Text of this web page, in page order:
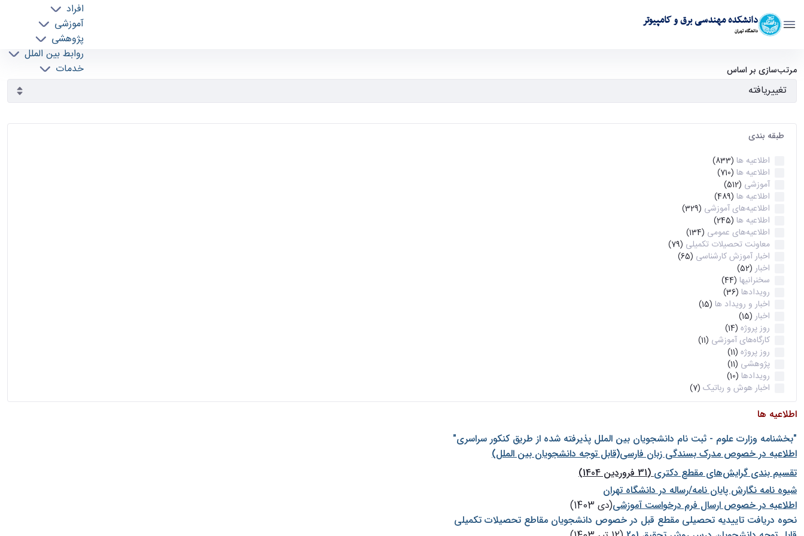
دانشکده مهندسی برق و کامپیوتر
دانشگاه تهران
افراد
آموزشی
پژوهشی
روابط بین الملل
خدمات
آرشیو اطلاعیه ها - ece- دانشکده مهندسی برق و کامپیوتر
مرتب‌سازی بر اساس
طبقه بندی
اطلاعیه ها (833)
اطلاعیه ها (710)
آموزشی (512)
اطلاعیه ها (489)
اطلاعیه‌های‌ آموزشی (329)
اطلاعیه ها (245)
اطلاعیه‌های عمومی (134)
معاونت تحصیلات تکمیلی (79)
اخبار آموزش کارشناسی (65)
اخبار (52)
سخنرانیها (44)
رویدادها (36)
اخبار و رویداد ها (15)
اخبار (15)
روز پروژه (14)
کارگاه‌های آموزشی (11)
روز پروژه (11)
پژوهشی (11)
رویدادها (10)
اخبار هوش و رباتیک (7)
اطلاعیه ها
"بخشنامه وزارت علوم - ثبت نام دانشجويان بين الملل پذيرفته شده از طريق كنكور سراسری"
اطلاعیه در خصوص مدرک بسندگی زبان فارسی(قابل توجه دانشجویان بین الملل)
تقسیم بندی گرایش‌های مقطع دکتری(31 فروردین 1404)
شيوه نامه نگارش پايان نامه/رساله در دانشگاه تهران
اطلاعیه در خصوص ارسال فرم درخواست آموزشی(دی 1403)
نحوه دریافت تاییدیه تحصیلی مقطع قبل در خصوص دانشجویان مقاطع تحصیلات تکمیلی